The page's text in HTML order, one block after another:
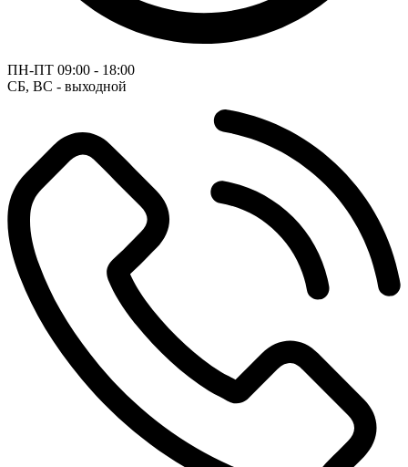
ПН-ПТ 09:00 - 18:00
СБ, ВС - выходной